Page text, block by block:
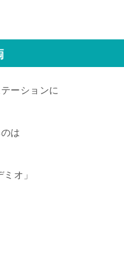
ーションに
は
ミオ」